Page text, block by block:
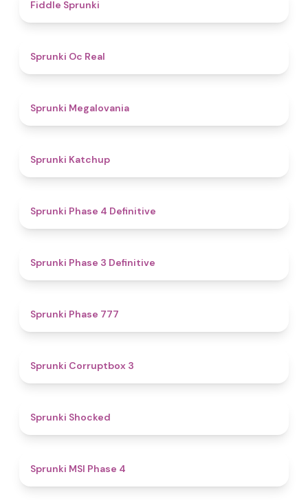
Fiddle Sprunki
Sprunki Oc Real
Sprunki Megalovania
Sprunki Katchup
Sprunki Phase 4 Definitive
Sprunki Phase 3 Definitive
Sprunki Phase 777
Sprunki Corruptbox 3
Sprunki Shocked
Sprunki MSI Phase 4